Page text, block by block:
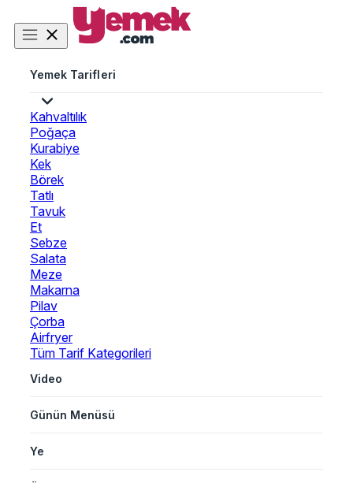
Yemek Tarifleri
Kahvaltılık
Poğaça
Kurabiye
Kek
Börek
Tatlı
Tavuk
Et
Sebze
Salata
Meze
Makarna
Pilav
Çorba
Airfryer
Tüm Tarif Kategorileri
Video
Günün Menüsü
Ye